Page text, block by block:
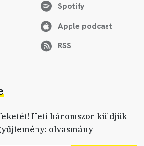
Spotify
Apple podcast
RSS
Heti háromszor küldjük
olvasmány